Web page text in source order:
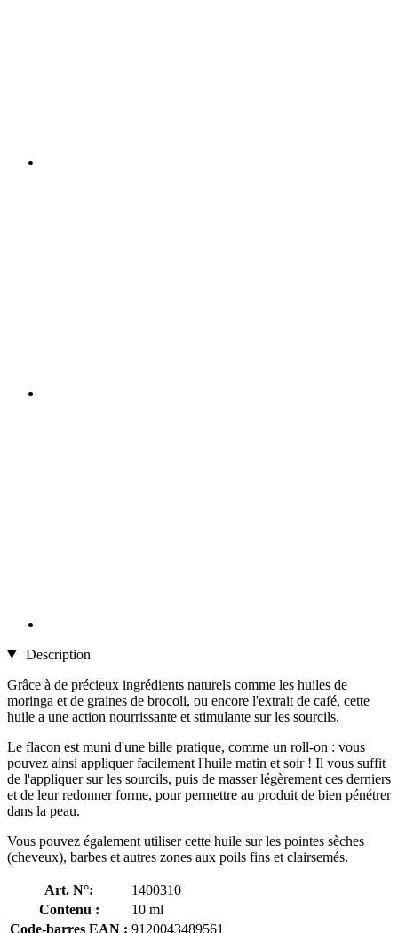
Description
Grâce à de précieux ingrédients naturels comme les huiles de
moringa et de graines de brocoli, ou encore l'extrait de café, cette
huile a une action nourrissante et stimulante sur les sourcils.
Le flacon est muni d'une bille pratique, comme un roll-on : vous
pouvez ainsi appliquer facilement l'huile matin et soir ! Il vous suffit
de l'appliquer sur les sourcils, puis de masser légèrement ces derniers
et de leur redonner forme, pour permettre au produit de bien pénétrer
dans la peau.
Vous pouvez également utiliser cette huile sur les pointes sèches
(cheveux), barbes et autres zones aux poils fins et clairsemés.
Art. N°:
1400310
Contenu :
10 ml
Code-barres EAN : 9120043489561